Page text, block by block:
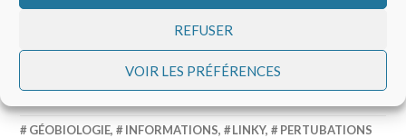
REFUSER
VOIR LES PRÉFÉRENCES
geobiologie-de-lhabitat/
DANS "GÉOBIOLOGIE"
GÉOBIOLOGIE, INFORMATIONS, LINKY,
PERTUBATIONS